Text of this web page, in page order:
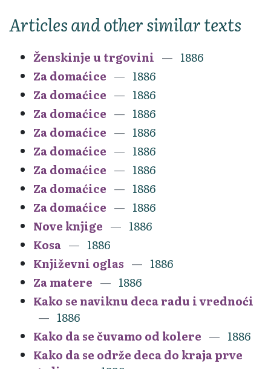
Articles and other similar texts
Ženskinje u trgovini
1886
Za domaćice
1886
Za domaćice
1886
Za domaćice
1886
Za domaćice
1886
Za domaćice
1886
Za domaćice
1886
Za domaćice
1886
Za domaćice
1886
Nove knjige
1886
Kosa
1886
Književni oglas
1886
Za matere
1886
Kako se naviknu deca radu i vrednoći
1886
Kako da se čuvamo od kolere
1886
Kako da se održe deca do kraja prve